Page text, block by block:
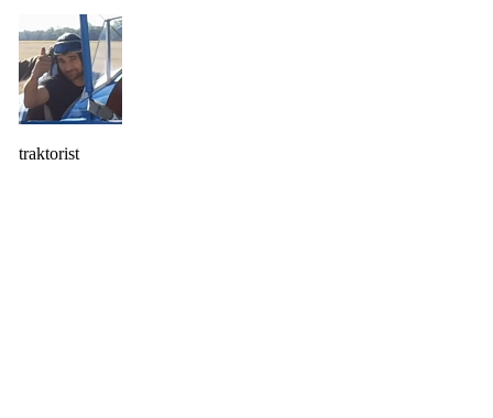
traktorist